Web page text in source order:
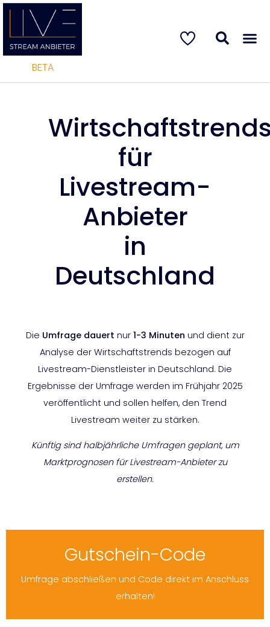
BETA
für
Livestream-
Anbieter
in
Deutschland
Die Umfrage dauert nur 1-3 Minuten und dient zur
Analyse der Wirtschaftstrends bezogen auf
Livestream-Dienstleister in Deutschland. Die
Ergebnisse der Umfrage werden im Frühjahr 2025
veröffentlicht und sollen helfen, den Trend
Livestream weiter zu stärken.
Künftig sind halbjährliche Umfragen geplant, um
Marktprognosen für Livestream-Anbieter zu
erstellen.
Gutschein-Code
Umfrage abschließen und Code direkt im Anschluss
erhalten!